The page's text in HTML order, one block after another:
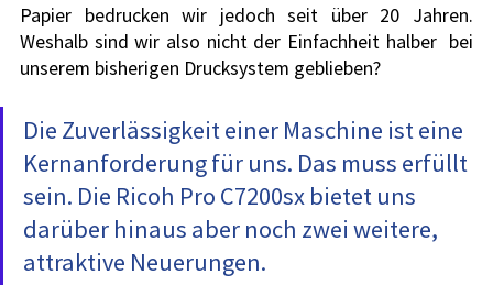
Papier bedrucken wir jedoch seit über 20 Jahren.
Weshalb sind wir also nicht der Einfachheit halber  bei
unserem bisherigen Drucksystem geblieben?
Die Zuverlässigkeit einer Maschine ist eine
Kernanforderung für uns. Das muss erfüllt
sein. Die Ricoh Pro C7200sx bietet uns
darüber hinaus aber noch zwei weitere,
attraktive Neuerungen.